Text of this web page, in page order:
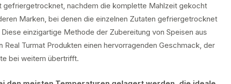
gefriergetrocknet, nachdem die komplette Mahlzeit gekocht
Marken, bei denen die einzelnen Zutaten gefriergetrocknet
einzigartige Methode der Zubereitung von Speisen aus
Real Turmat Produkten einen hervorragenden Geschmack, der
bei weitem übertrifft.